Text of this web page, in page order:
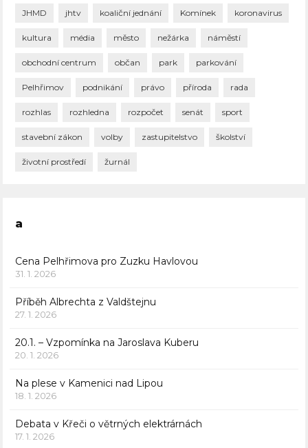
JHMD jhtv koaliční jednání Komínek koronavirus
kultura média město nežárka náměstí
obchodní centrum občan park parkování
Pelhřimov podnikání právo příroda rada
rozhlas rozhledna rozpočet senát sport
stavební zákon volby zastupitelstvo školství
životní prostředí žurnál
a
Cena Pelhřimova pro Zuzku Havlovou
31. 1. 2026
Příběh Albrechta z Valdštejnu
27. 1. 2026
20.1. – Vzpomínka na Jaroslava Kuberu
20. 1. 2026
Na plese v Kamenici nad Lipou
18. 1. 2026
Debata v Křeči o větrných elektrárnách
17. 1. 2026